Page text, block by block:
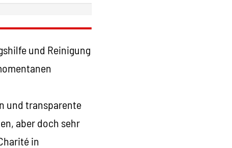
und Reinigung
und transparente
aber doch sehr
in